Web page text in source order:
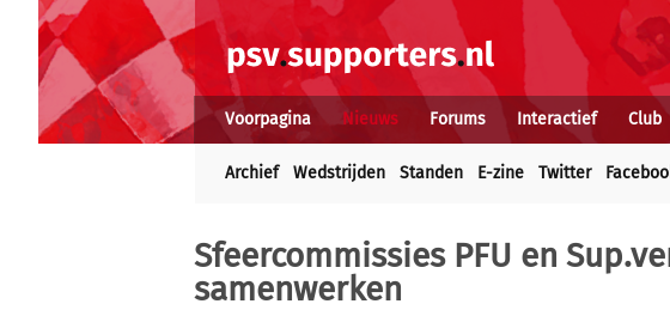
Voorpagina Nieuws Forums Interactief Club
Archief Wedstrijden Standen E-zine Twitter
Sfeercommissies PFU en
samenwerken